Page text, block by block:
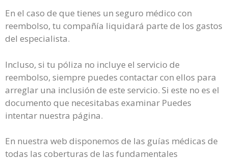
En el caso de que tienes un seguro médico con
reembolso, tu compañía liquidará parte de los gastos
del especialista.
Incluso, si tu póliza no incluye el servicio de
reembolso, siempre puedes contactar con ellos para
arreglar una inclusión de este servicio. Si este no es el
documento que necesitabas examinar Puedes
intentar nuestra página.
En nuestra web disponemos de las guías médicas de
todas las coberturas de las fundamentales